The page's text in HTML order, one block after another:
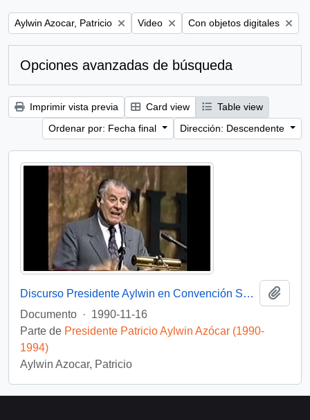
Remove filter:
Aylwin Azocar, Patricio Remove filter:
Video Remove filter:
Con objetos digitales
Opciones avanzadas de búsqueda
Imprimir vista previa Card view
Table view
Ordenar por: Fecha final
Dirección: Descendente
Discurso Presidente Aylwin en Convención Santiago: Video
Documento · 1990-11-16
Parte de Presidente Patricio Aylwin Azócar (1990-
1994)
Aylwin Azocar, Patricio